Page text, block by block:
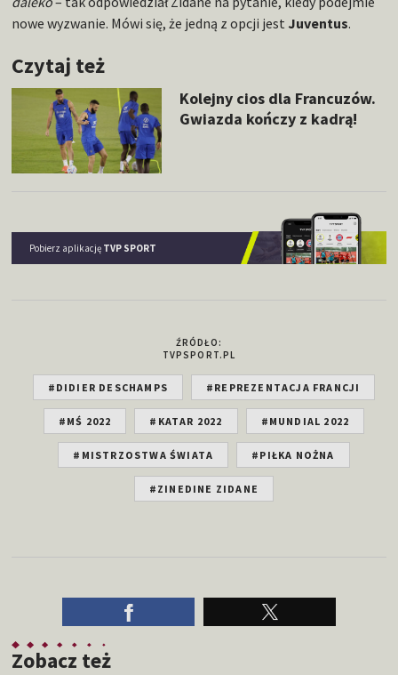
nowe wyzwanie. Mówi się, że jedną z opcji jest Juventus.
Czytaj też
Kolejny cios dla Francuzów.
Gwiazda kończy z kadrą!
Pobierz aplikację TVP SPORT
ŹRÓDŁO:
TVPSPORT.PL
#DIDIER DESCHAMPS #REPREZENTACJA FRANCJI
#MŚ 2022 #KATAR 2022 #MUNDIAL 2022
#MISTRZOSTWA ŚWIATA #PIŁKA NOŻNA
#ZINEDINE ZIDANE
Zobacz też